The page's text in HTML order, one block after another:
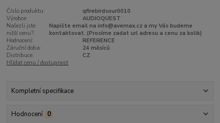
Číslo produktu:
qfirebirdsour0010
Výrobce:
AUDIOQUEST
Nalezli jste
nižší cenu?:
Napište email na info@avemax.cz a my Vás budeme
kontaktovat. (Prosíme zadat url adresu a cenu za kolik)
Hodnocení:
REFERENCE
Záruční doba:
24 měsíců
Distribuce:
CZ
Hlídat cenu / dostupnost
Kompletní specifikace
Hodnocení 0